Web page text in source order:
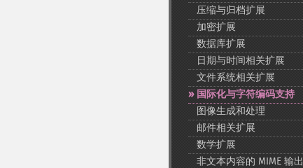
压缩与归档扩展
加密扩展
数据库扩展
日期与时间相关扩展
文件系统相关扩展
国际化与字符编码支持
图像生成和处理
邮件相关扩展
数学扩展
非文本内容的 MIME 输出